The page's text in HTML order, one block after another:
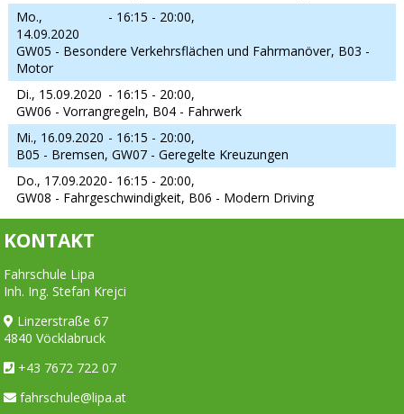
Mo.,
14.09.2020
- 16:15 - 20:00,
GW05 - Besondere Verkehrsflächen und Fahrmanöver, B03 -
Motor
Di., 15.09.2020 - 16:15 - 20:00,
GW06 - Vorrangregeln, B04 - Fahrwerk
Mi., 16.09.2020 - 16:15 - 20:00,
B05 - Bremsen, GW07 - Geregelte Kreuzungen
Do., 17.09.2020- 16:15 - 20:00,
GW08 - Fahrgeschwindigkeit, B06 - Modern Driving
KONTAKT
Fahrschule Lipa
Inh. Ing. Stefan Krejci
Linzerstraße 67
4840 Vöcklabruck
+43 7672 722 07
fahrschule@lipa.at